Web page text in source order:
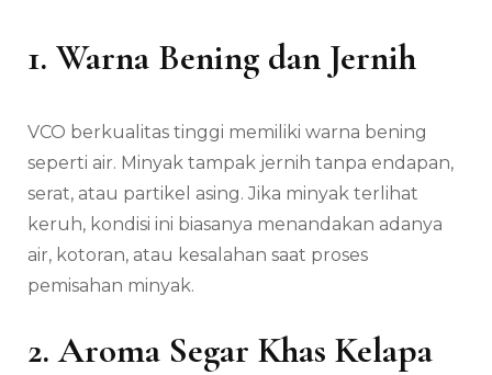
1. Warna Bening dan Jernih
VCO berkualitas tinggi memiliki warna bening
seperti air. Minyak tampak jernih tanpa endapan,
serat, atau partikel asing. Jika minyak terlihat
keruh, kondisi ini biasanya menandakan adanya
air, kotoran, atau kesalahan saat proses
pemisahan minyak.
2. Aroma Segar Khas Kelapa